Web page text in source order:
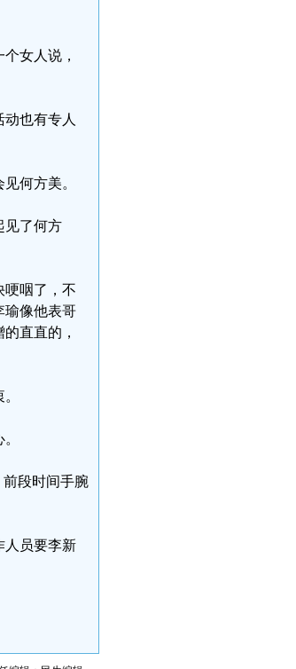
女人说，
也有专人
何方美。
见了何方
哽咽了，不
像他表哥
直直的，
段时间手腕
人员要李新